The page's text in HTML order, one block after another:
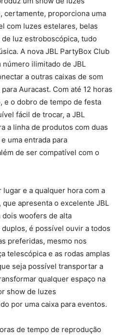
certamente, proporciona uma
com luzes estelares, belas
luz estroboscópica, tudo
A nova JBL PartyBox Club
número ilimitado de JBL
a outras caixas de som
Auracast. Com até 12 horas
e o dobro de tempo de festa
fácil de trocar, a JBL
a linha de produtos com duas
uma entrada para
de ser compatível com o
lugar e a qualquer hora com a
apresenta o excelente JBL
dois woofers de alta
é possível ouvir a todos
preferidas, mesmo nos
telescópica e as rodas amplas
seja possível transportar a
qualquer espaço na
show de luzes
por uma caixa para eventos.
de tempo de reprodução